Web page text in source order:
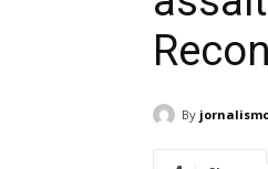
By